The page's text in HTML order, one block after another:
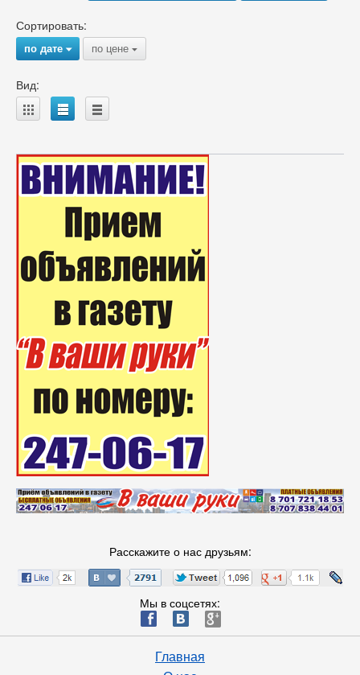
Сортировать:
по дате{ по цене {
Вид:
A B C
Расскажите о нас друзьям:
Мы в соцсетях:
ä æ è
Главная